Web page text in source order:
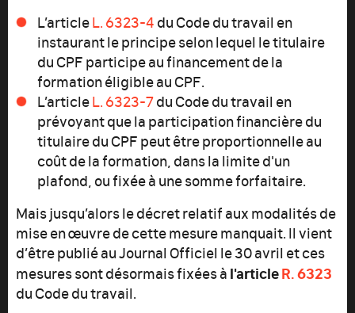
L’articleL. 6323-4du Code du travail en
instaurant le principe selon lequel le titulaire
du CPF participe au financement de la
formation éligible au CPF.
L’articleL. 6323-7du Code du travail en
prévoyant que la participation financière du
titulaire du CPF peut être proportionnelle au
coût de la formation, dans la limite d'un
plafond, ou fixée à une somme forfaitaire.
Mais jusqu’alors le décret relatif aux modalités de
mise en œuvre de cette mesure manquait. Il vient
d’être publié au Journal Officiel le 30 avril et ces
mesures sont désormais fixées àl'articleR. 6323
du Code du travail.